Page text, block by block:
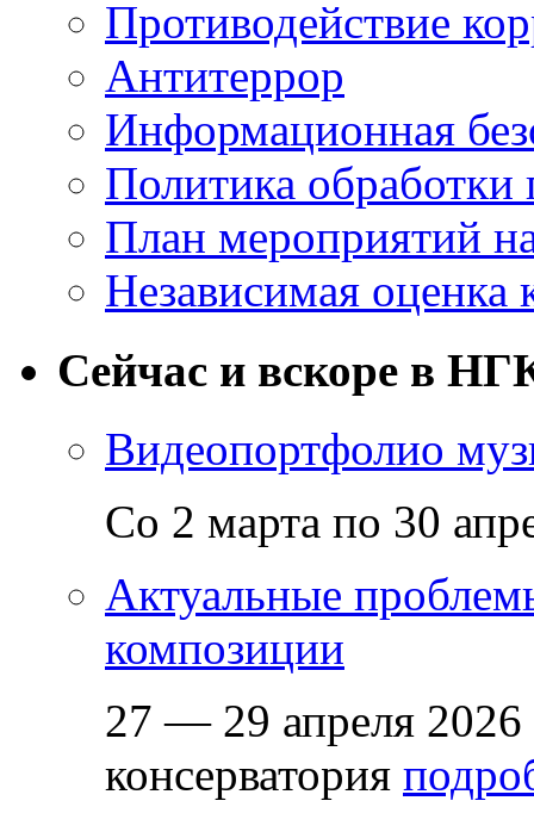
Противодействие
Антитеррор
Информационная
Политика
План мероприятий
Независимая оценка
Сейчас и вскоре в
Видеопортфолио
Со 2 марта по 30
Актуальные
композиции
27 — 29 апреля 2026
консерватория